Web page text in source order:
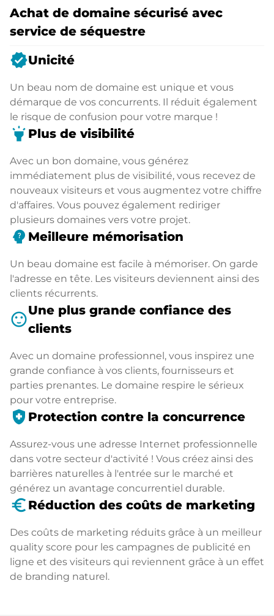
Achat de domaine sécurisé avec
service de séquestre
verifiedUnicité
Un beau nom de domaine est unique et vous
démarque de vos concurrents. Il réduit également
le risque de confusion pour votre marque !
highlight Plus de visibilité
Avec un bon domaine, vous générez
immédiatement plus de visibilité, vous recevez de
nouveaux visiteurs et vous augmentez votre chiffre
d'affaires. Vous pouvez également rediriger
plusieurs domaines vers votre projet.
psychology_alt Meilleure mémorisation
Un beau domaine est facile à mémoriser. On garde
l'adresse en tête. Les visiteurs deviennent ainsi des
clients récurrents.
sentiment_satisfiedUne plus grande confiance des
clients
Avec un domaine professionnel, vous inspirez une
grande confiance à vos clients, fournisseurs et
parties prenantes. Le domaine respire le sérieux
pour votre entreprise.
health_and_safety Protection contre la concurrence
Assurez-vous une adresse Internet professionnelle
dans votre secteur d'activité ! Vous créez ainsi des
barrières naturelles à l'entrée sur le marché et
générez un avantage concurrentiel durable.
euro_symbol Réduction des coûts de marketing
Des coûts de marketing réduits grâce à un meilleur
quality score pour les campagnes de publicité en
ligne et des visiteurs qui reviennent grâce à un effet
de branding naturel.